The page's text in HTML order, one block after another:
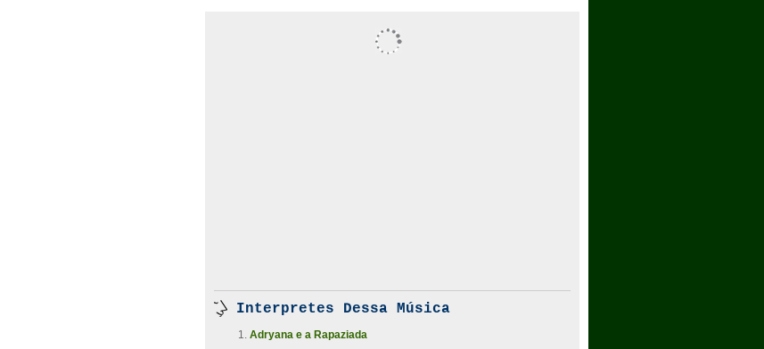
Interpretes Dessa Música
Adryana e a Rapaziada